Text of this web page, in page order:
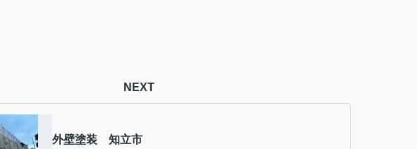
NEXT
外壁塗装 知立市